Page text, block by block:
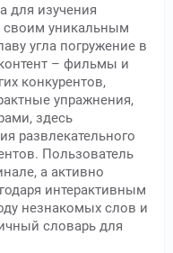
для изучения
своим уникальным
угла погружение в
– фильмы и
конкурентов,
упражнения,
здесь
развлекательного
Пользователь
а активно
интерактивным
незнакомых слов и
словарь для